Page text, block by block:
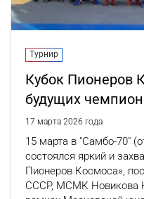
Турнир
Кубок Пионеров
будущих
17 марта 2026 года
15 марта в "Самбо-70"
состоялся яркий и
Пионеров Космоса»,
СССР, МСМК Новикова